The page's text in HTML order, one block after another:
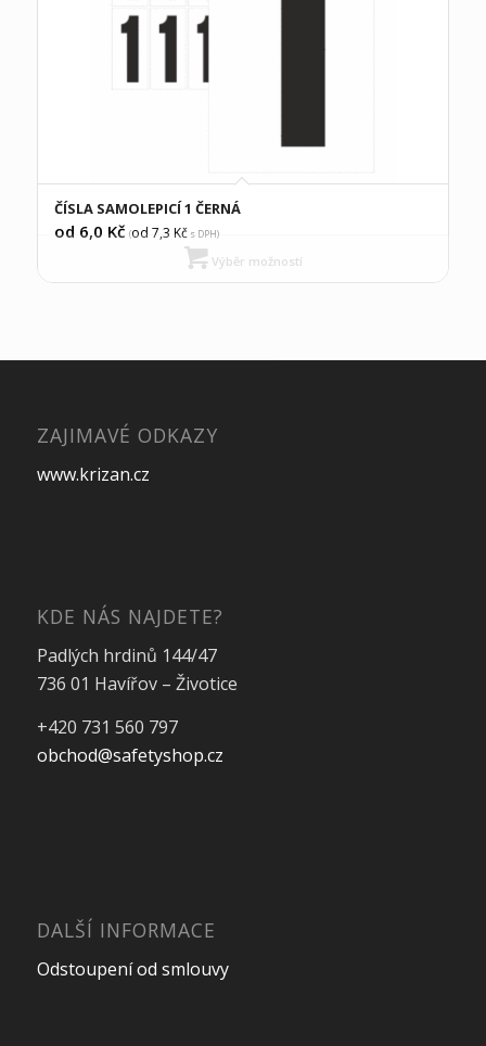
ČÍSLA SAMOLEPICÍ 1 ČERNÁ
od 6,0 Kč (od 7,3 Kčs DPH)
Výběr možností
ZAJIMAVÉ ODKAZY
www.krizan.cz
KDE NÁS NAJDETE?
Padlých hrdinů 144/47
736 01 Havířov – Životice
+420 731 560 797
obchod@safetyshop.cz
DALŠÍ INFORMACE
Odstoupení od smlouvy